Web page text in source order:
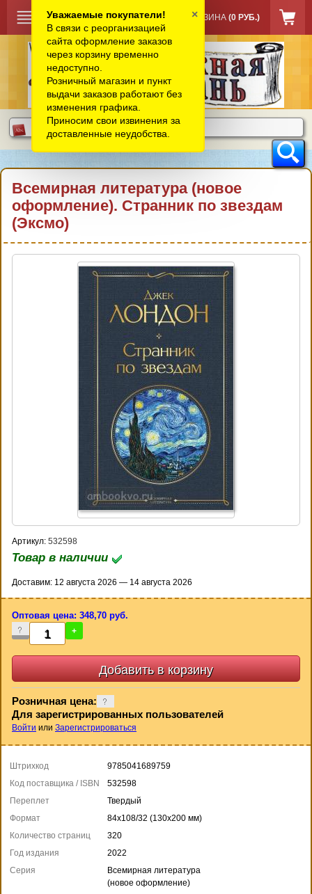
КОРЗИНА (0 РУБ.)
Всемирная литература (новое
оформление). Странник по звездам
(Эксмо)
Артикул: 532598
Товар в наличии
Доставим: 12 августа 2026 — 14 августа 2026
Оптовая цена: 348,70 руб.
- +
Розничная цена:
Для зарегистрированных пользователей
Войти или Зарегистрироваться
Штрихкод
9785041689759
Код поставщика / ISBN
532598
Переплет
Твердый
Формат
84x108/32 (130x200 мм)
Количество страниц
320
Год издания
2022
Серия
Всемирная литература
(новое оформление)
Уважаемые покупатели!
В связи с реорганизацией
сайта оформление заказов
через корзину временно
недоступно.
Розничный магазин и пункт
выдачи заказов работают без
изменения графика.
Приносим свои извинения за
доставленные неудобства.
×